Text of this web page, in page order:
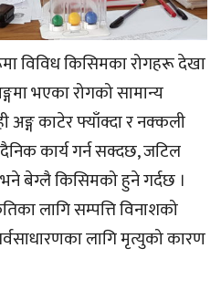
विविध किसिमका रोगहरू देखा
भएका रोगको सामान्य
अङ्ग काटेर फ्याँक्दा र नक्कली
कार्य गर्न सक्दछ, जटिल
बेग्लै किसिमको हुने गर्दछ ।
लागि सम्पत्ति विनाशको
लागि मृत्युको कारण